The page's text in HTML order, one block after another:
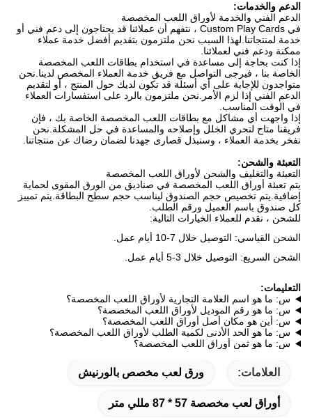
الدعم والخدمات:
الدعم الفني والخدمة لأوراق اللعب المخصصة
في Custom Play Cards ، نتفهم أن عملائنا قد يحتاجون إلى دعم فني أو
خدمة لمنتجاتنا.لهذا السبب نحن ملتزمون بتقديم أفضل خدمة عملاء
ممكنة ودعم فني لعملائنا.
إذا كنت بحاجة إلى مساعدة في استخدام بطاقات اللعب المخصصة
الخاصة بنا ، فيرجى التواصل مع فريق خدمة العملاء المخصص لدينا.نحن
متواجدون للإجابة على أي أسئلة قد تكون لديك حول المنتج ، أو لتقديم
الدعم الفني إذا لزم الأمر.نحن ملتزمون بالرد على استفسارات العملاء
في الوقت المناسب.
إذا واجهت أي مشاكل مع بطاقات اللعب المخصصة الخاصة بك ، فإن
فريقنا متاح لتحري الخلل وإصلاحه والمساعدة في حل المشكلة.نحن
نفخر بخدمة العملاء ، وسنبذل قصارى جهدنا لضمان رضاك ​​عن منتجاتنا.
التعبئة والشحن:
التعبئة والتغليف والشحن لأوراق اللعب المخصصة
يتم تعبئة أوراق اللعب المخصصة في صناديق من الورق المقوى لحماية
إضافية.يتم تخصيص حجم الصندوق ليناسب حجم سطح البطاقة.يتم تمييز
كل صندوق باسم العميل ورقم الطلب.
للشحن ، نقدم للعملاء الخيارات التالية:
الشحن القياسي: التوصيل خلال 7-10 أيام عمل.
الشحن السريع: التوصيل خلال 3-5 أيام عمل.
التعليمات:
س: ما هو اسم العلامة التجارية لأوراق اللعب المخصصة؟
س: ما هو رقم الموديل لأوراق اللعب المخصصة؟
س: أين هو مكان أصل أوراق اللعب المخصصة؟
س: ما هو الحد الأدنى لكمية الطلب لأوراق اللعب المخصصة؟
س: ما هو ثمن أوراق اللعب المخصصة؟
العلامات: ورق لعب مخصص بالورنيش
أوراق لعب مخصصة 57 * 87 مللي متر